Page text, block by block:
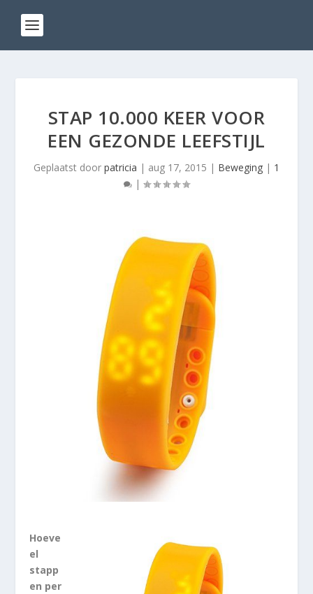
STAP 10.000 KEER VOOR
EEN GEZONDE LEEFSTIJL
Geplaatst door patricia | aug 17, 2015 | Beweging | 1
|
Hoeve
el
stapp
en per